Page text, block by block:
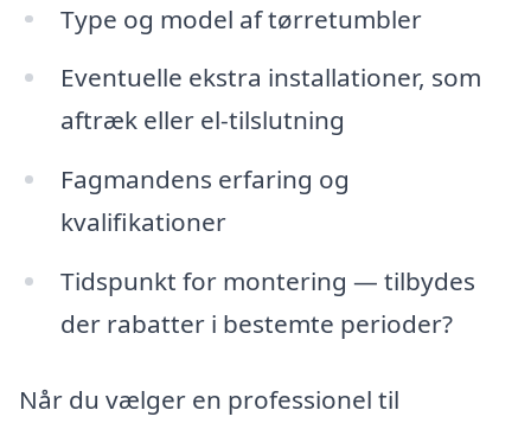
Type og model af tørretumbler
Eventuelle ekstra installationer, som
aftræk eller el-tilslutning
Fagmandens erfaring og
kvalifikationer
Tidspunkt for montering — tilbydes
der rabatter i bestemte perioder?
Når du vælger en professionel til